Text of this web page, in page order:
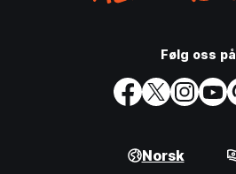
Følg oss på
Norsk